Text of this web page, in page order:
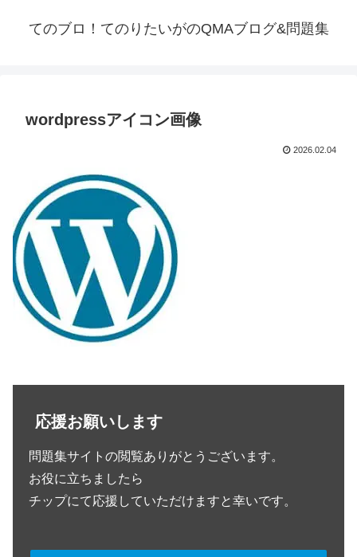
てのブロ！てのりたいがのQMAブログ&問題集
wordpressアイコン画像
2026.02.04
応援お願いします
問題集サイトの閲覧ありがとうございます。
お役に立ちましたら
チップにて応援していただけますと幸いです。